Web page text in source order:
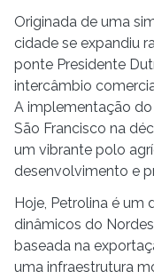
Originada de uma
cidade se expandiu
ponte Presidente
intercâmbio
A implementação
São Francisco na
um vibrante polo
desenvolvimento e
Hoje, Petrolina é um
dinâmicos do
baseada na
uma infraestrutura